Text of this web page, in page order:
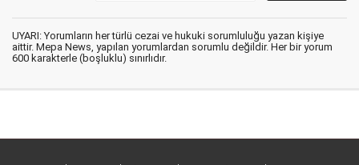
UYARI: Yorumların her türlü cezai ve hukuki sorumluluğu yazan kişiye
aittir. Mepa News, yapılan yorumlardan sorumlu değildir. Her bir yorum
600 karakterle (boşluklu) sınırlıdır.